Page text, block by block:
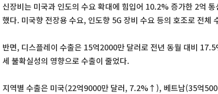
신장비는 미국과 인도의 수요 확대에 힘입어 10.2% 증가한 2억
했다. 미국향 전장용 수요, 인도향 5G 장비 수요 등의 호조로 전체
반면, 디스플레이 수출은 15억2000만 달러로 전년 동월 대비
세 불확실성의 영향으로 수출이 줄었다.
지역별 수출은 미국(22억9000만 달러, 7.2%↑), 베트남(35억